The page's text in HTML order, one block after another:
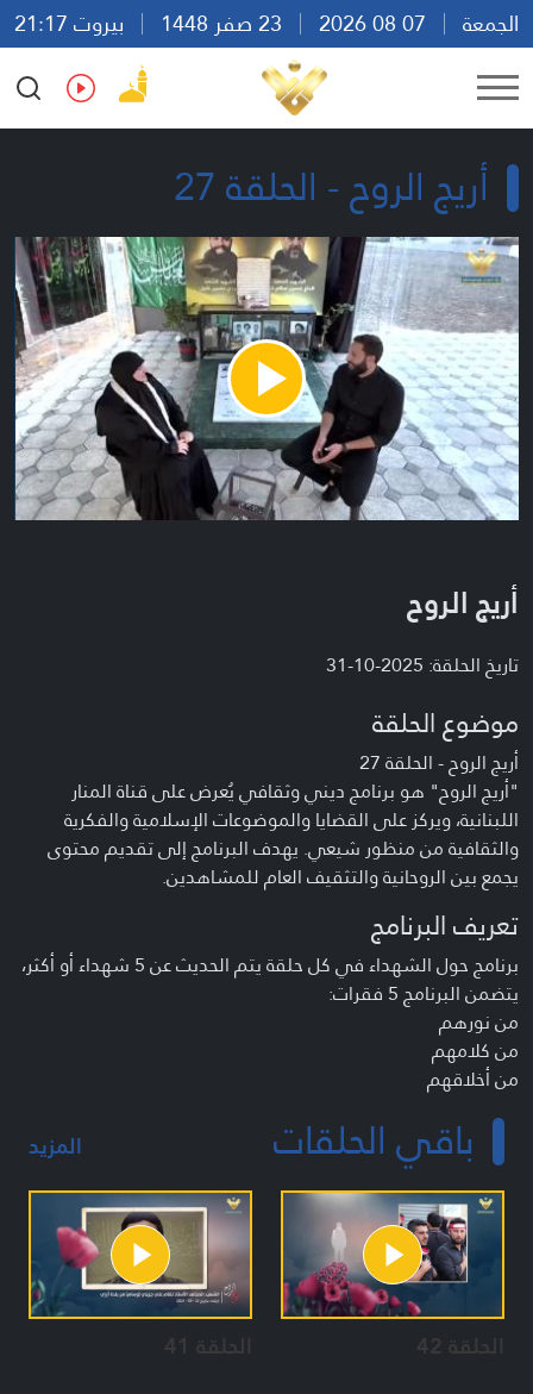
الجمعة
بيروت 21:17
Ar
En Fr Es
أريج الروح - الحلقة 27
Play
Video
أريج الروح
تاريخ الحلقة: 2025-10-31
موضوع الحلقة
أريج الروح - الحلقة 27
"أريج الروح" هو برنامج ديني وثقافي يُعرض على قناة المنار
اللبنانية، ويركز على القضايا والموضوعات الإسلامية والفكرية
والثقافية من منظور شيعي. يهدف البرنامج إلى تقديم محتوى
يجمع بين الروحانية والتثقيف العام للمشاهدين.
تعريف البرنامج
برنامج حول الشهداء في كل حلقة يتم الحديث عن 5 شهداء أو أكثر،
يتضمن البرنامج 5 فقرات:
من نورهم
من كلامهم
من أخلاقهم
من وصاياهم.
باقي الحلقات المزيد
الحلقة 42 الحلقة 41